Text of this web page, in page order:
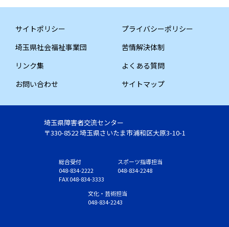
サイトポリシー
プライバシーポリシー
埼玉県社会福祉事業団
苦情解決体制
リンク集
よくある質問
お問い合わせ
サイトマップ
埼玉県障害者交流センター
〒330-8522 埼玉県さいたま市浦和区大原3-10-1
総合受付
048-834-2222
FAX 048-834-3333
スポーツ指導担当
048-834-2248
文化・芸術担当
048-834-2243